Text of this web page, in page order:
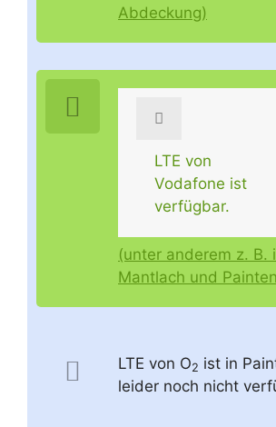
Abdeckung)
LTE von
Vodafone ist
verfügbar.
(unter anderem z. B.
Mantlach und
LTE von O2 ist in
leider noch nicht